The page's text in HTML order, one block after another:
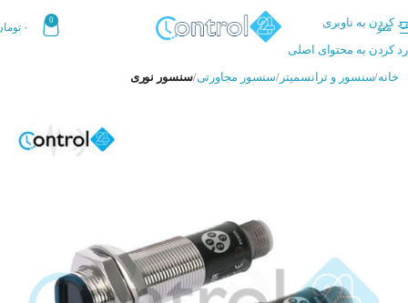
رد کردن به ناوبری
رد کردن به محتوای اصلی
منو
0
۰
خانه سنسور و ترانسمیتر سنسور مجاورتی سنسور نوری